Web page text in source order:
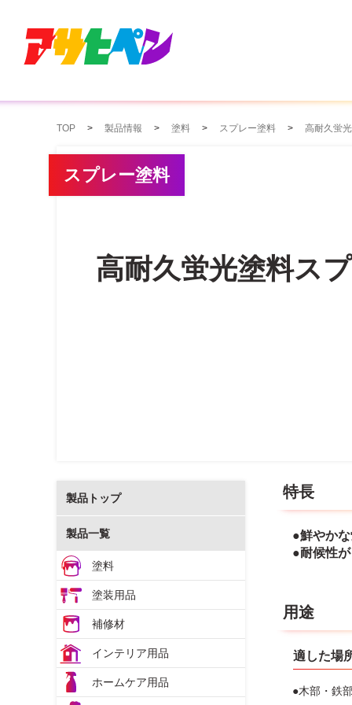
TOP 製品情報 塗料 スプレー塗料 高耐久蛍
スプレー塗料
高耐久蛍光塗料ス
特長
●鮮やか
●耐候性
用途
適した場
●木部・鉄
製品トップ
製品一覧
塗料
塗装用品
補修材
インテリア用品
ホームケア用品